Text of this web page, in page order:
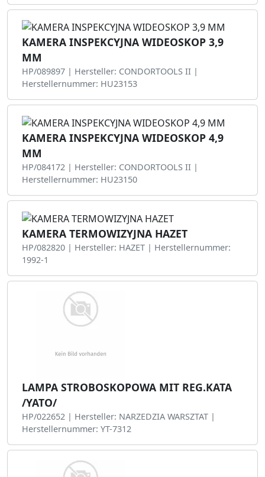
KAMERA INSPEKCYJNA WIDEOSKOP 3,9
MM
HP/089897 | Hersteller: CONDORTOOLS II |
Herstellernummer: HU23153
KAMERA INSPEKCYJNA WIDEOSKOP 4,9
MM
HP/084172 | Hersteller: CONDORTOOLS II |
Herstellernummer: HU23150
KAMERA TERMOWIZYJNA HAZET
HP/082820 | Hersteller: HAZET | Herstellernummer:
1992-1
LAMPA STROBOSKOPOWA MIT REG.KATA
/YATO/
HP/022652 | Hersteller: NARZEDZIA WARSZTAT |
Herstellernummer: YT-7312